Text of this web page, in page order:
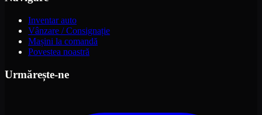
Inventar auto
Vânzare / Consignație
Mașini la comandă
Povestea noastră
Urmărește-ne